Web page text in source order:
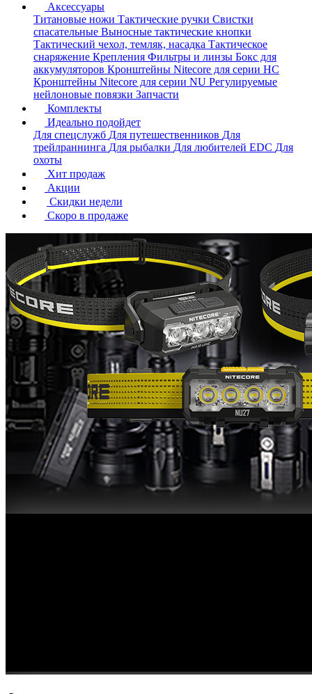
Аксессуары
Титановые ножи Тактические ручки Свистки
спасательные Выносные тактические кнопки
Тактический чехол, темляк, насадка Тактическое
снаряжение Крепления Фильтры и линзы Бокс для
аккумуляторов Кронштейны Nitecore для серии HС
Кронштейны Nitecore для серии NU Регулируемые
нейлоновые повязки Запчасти
Комплекты
Идеально подойдет
Для спецслужб Для путешественников Для
трейлраннинга Для рыбалки Для любителей EDC Для
охоты
Хит продаж
Акции
Скидки недели
Скоро в продаже